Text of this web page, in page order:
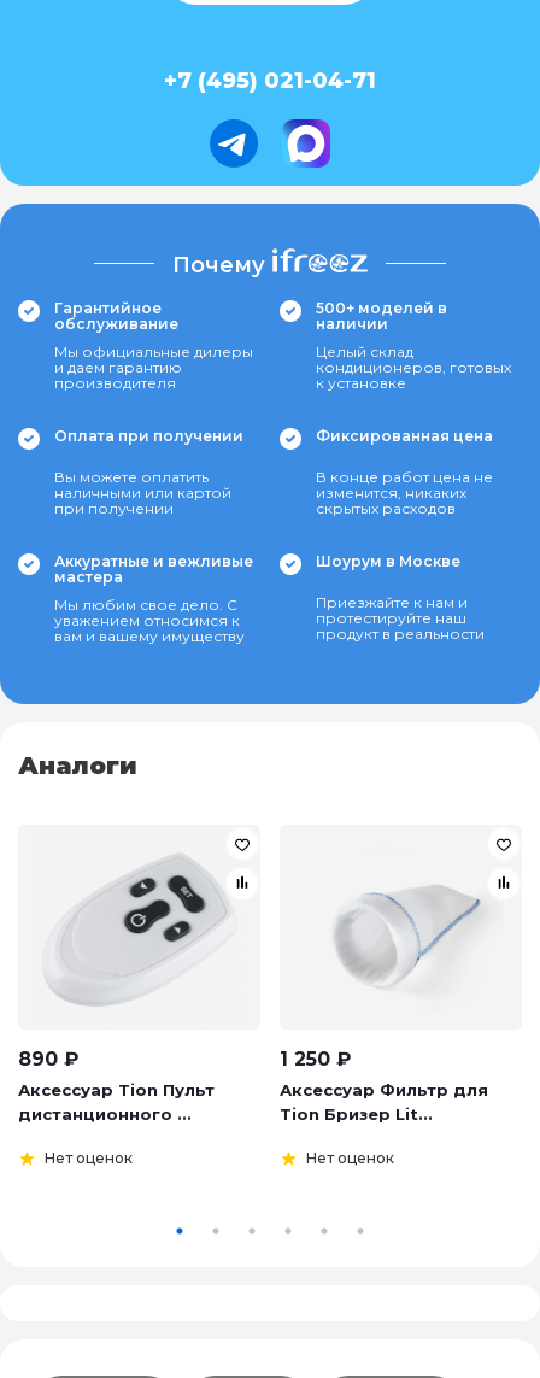
+7 (495) 021-04-71
Почему
Гарантийное
обслуживание
Мы официальные дилеры
и даем гарантию
производителя
500+ моделей в
наличии
Целый склад
кондиционеров, готовых
к установке
Оплата при получении
Вы можете оплатить
наличными или картой
при получении
Фиксированная цена
В конце работ цена не
изменится, никаких
скрытых расходов
Аккуратные и вежливые
мастера
Мы любим свое дело. С
уважением относимся к
вам и вашему имуществу
Шоурум в Москве
Приезжайте к нам и
протестируйте наш
продукт в реальности
Аналоги
890 ₽
Аксессуар Tion Пульт
дистанционного ...
Нет оценок
1 250 ₽
Аксессуар Фильтр для
Tion Бризер Lit...
Нет оценок